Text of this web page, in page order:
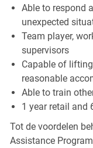
Able to respond
unexpected
Team player,
supervisors
Capable of
reasonable
Able to train
1 year retail and
Tot de voordelen
Assistance